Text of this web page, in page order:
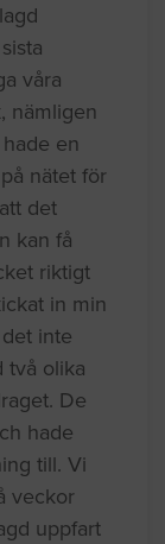
våra
nämligen
en
nätet för
det
kan få
riktigt
in min
inte
två olika
De
hade
till. Vi
veckor
uppfart